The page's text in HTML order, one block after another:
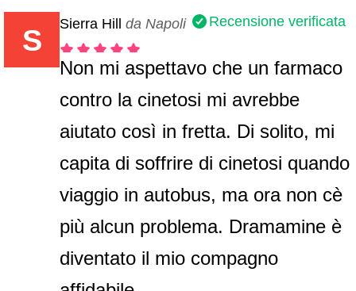
S Sierra Hill da Napoli Recensione verificata
Non mi aspettavo che un farmaco
contro la cinetosi mi avrebbe
aiutato così in fretta. Di solito, mi
capita di soffrire di cinetosi quando
viaggio in autobus, ma ora non cè
più alcun problema. Dramamine è
diventato il mio compagno